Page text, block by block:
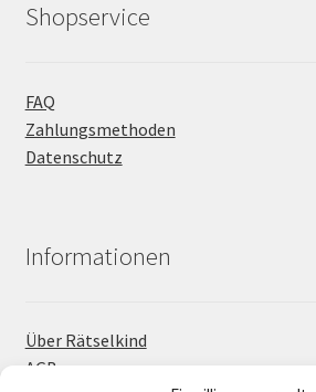
Shopservice
FAQ
Zahlungsmethoden
Datenschutz
Informationen
Über Rätselkind
AGB